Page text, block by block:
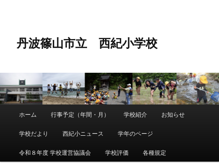
へ
移
動
丹波篠山市立 西紀小学校
ュ
メ
イ
ン
ホーム 行事予定（年間・月） 学校紹介 お知らせ
学校だより 西紀小ニュース 学年のページ
令和８年度 学校運営協議会 学校評価 各種規定